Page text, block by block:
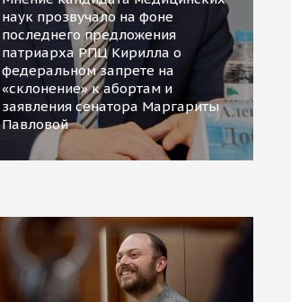
наук прозвучало на фоне
последнего предложения
патриарха РПЦ Кирилла о
федеральном запрете на
«склонение» к абортам и
заявления сенатора Маргариты
Павловой